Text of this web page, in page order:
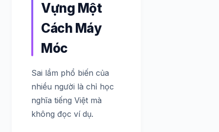
Vựng Một
Cách Máy
Móc
Sai lầm phổ biến của
nhiều người là chỉ học
nghĩa tiếng Việt mà
không đọc ví dụ.